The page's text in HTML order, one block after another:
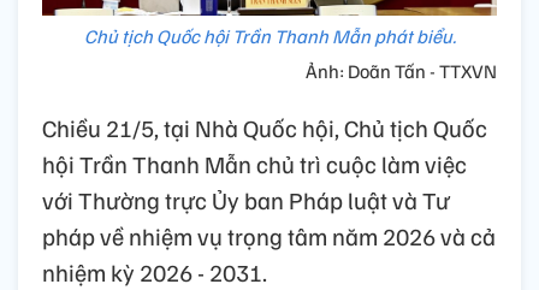
Chủ tịch Quốc hội Trần Thanh Mẫn phát biểu.
Ảnh: Doãn Tấn - TTXVN
Chiều 21/5, tại Nhà Quốc hội, Chủ tịch Quốc
hội Trần Thanh Mẫn chủ trì cuộc làm việc
với Thường trực Ủy ban Pháp luật và Tư
pháp về nhiệm vụ trọng tâm năm 2026 và cả
nhiệm kỳ 2026 - 2031.